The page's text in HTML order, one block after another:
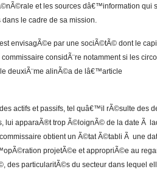
et les sources dâ€™information qui
le cadre de sa mission.
envisagÃ©e par une sociÃ©tÃ© dont le
considÃ¨re notamment si les
deuxiÃ¨me alinÃ©a de lâ€™article
actifs et passifs, tel quâ€™il rÃ©sulte des
lui apparaÃ®t trop Ã©loignÃ© de la date Ã
obtient un Ã©tat Ã©tabli Ã une
projetÃ©e et appropriÃ©e au
des particularitÃ©s du secteur dans lequel